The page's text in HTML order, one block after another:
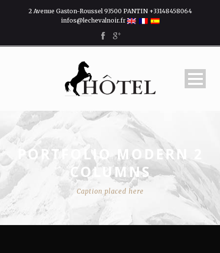
2 Avenue Gaston-Roussel 93500 PANTIN +33148458064
infos@lechevalnoir.fr
PORTFOLIO MODERN 2
COLUMNS
Caption placed here